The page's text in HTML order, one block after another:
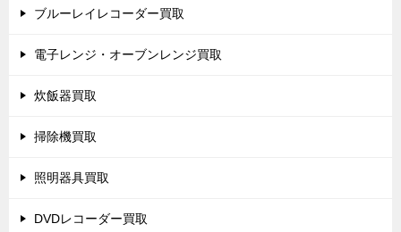
ブルーレイレコーダー買取
電子レンジ・オーブンレンジ買取
炊飯器買取
掃除機買取
照明器具買取
DVDレコーダー買取